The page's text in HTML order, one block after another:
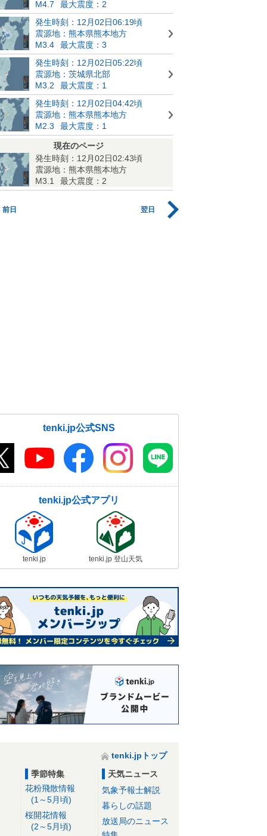
M4.7
最大震度：2
発生時刻：12月02日06:19頃
震源地：熊本県熊本地方
M3.4
最大震度：3
発生時刻：12月02日05:22頃
震源地：茨城県北部
M3.2
最大震度：1
発生時刻：12月02日04:42頃
震源地：熊本県熊本地方
M2.3
最大震度：1
現在のページ
発生時刻：12月02日02:43頃
震源地：熊本県熊本地方
M3.1
最大震度：2
前日 翌日
tenki.jp公式SNS
tenki.jp公式アプリ
tenki.jp tenki.jp 登山天気
tenki.jpトップ
季節特集
花粉飛散情報
(1～5月頃)
桜開花情報
(2～5月頃)
天気ニュース
気象予報士解説
暮らしの話題
放送局のニュース